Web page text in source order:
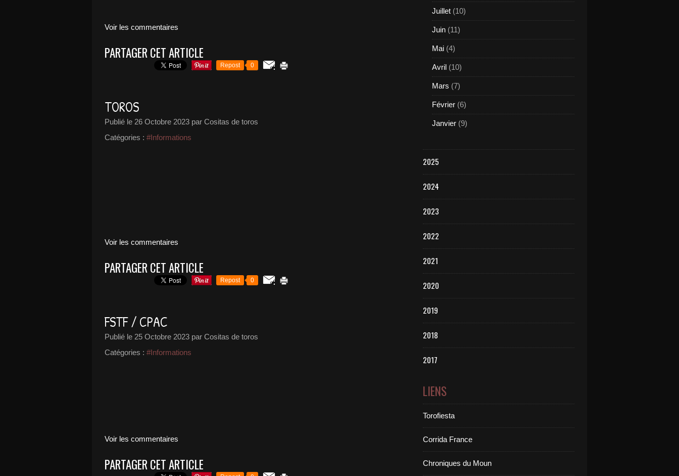
Voir les commentaires
PARTAGER CET ARTICLE
Repost 0
TOROS
Publié le 26 Octobre 2023 par Cositas de toros
Catégories : #Informations
Voir les commentaires
PARTAGER CET ARTICLE
Repost 0
FSTF / CPAC
Publié le 25 Octobre 2023 par Cositas de toros
Catégories : #Informations
Voir les commentaires
PARTAGER CET ARTICLE
Juillet (10)
Juin (11)
Mai (4)
Avril (10)
Mars (7)
Février (6)
Janvier (9)
2025
2024
2023
2022
2021
2020
2019
2018
2017
LIENS
Torofiesta
Corrida France
Chroniques du Moun